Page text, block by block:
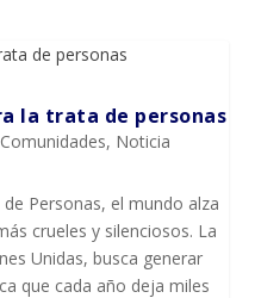
la trata de personas
Comunidades, Noticia
Personas, el mundo alza
crueles y silenciosos. La
Unidas, busca generar
que cada año deja miles